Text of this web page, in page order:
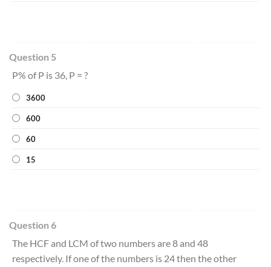
Question 5
P% of P is 36, P = ?
3600
600
60
15
Question 6
The HCF and LCM of two numbers are 8 and 48
respectively. If one of the numbers is 24 then the other